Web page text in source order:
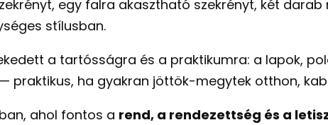
egy falra akasztható szekrényt, két
stílusban.
a tartósságra és a praktikumra: a lapok,
praktikus, ha gyakran jöttök-megytek otthon,
ahol fontos a rend, a rendezettség és a